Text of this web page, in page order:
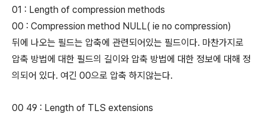
01 : Length of compression methods
00 : Compression method NULL( ie no compression)
뒤에 나오는 필드는 압축에 관련되어있는 필드이다. 마찬가지로
압축 방법에 대한 필드의 길이와 압축 방법에 대한 정보에 대해 정
의되어 있다. 여긴 00으로 압축 하지않는다.
00 49 : Length of TLS extensions